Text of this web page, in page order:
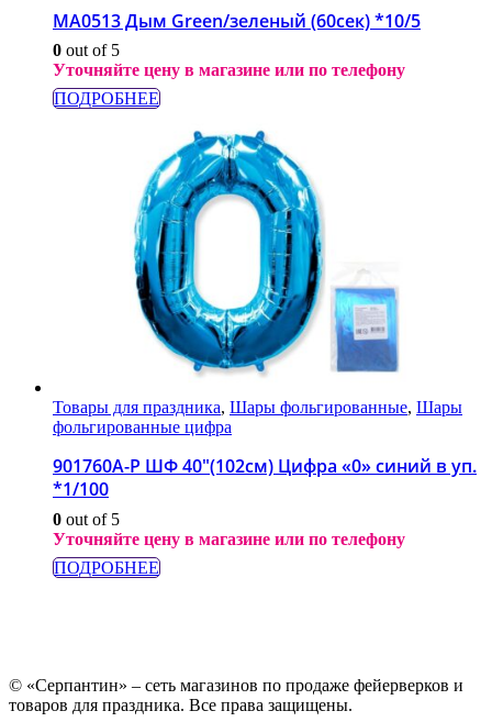
МА0513 Дым Green/зеленый (60сек) *10/5
0 out of 5
Уточняйте цену в магазине или по телефону
ПОДРОБНЕЕ
Товары для праздника, Шары фольгированные, Шары
фольгированные цифра
901760A-P ШФ 40″(102см) Цифра «0» синий в уп.
*1/100
0 out of 5
Уточняйте цену в магазине или по телефону
ПОДРОБНЕЕ
© «Серпантин» – сеть магазинов по продаже фейерверков и
товаров для праздника. Все права защищены.